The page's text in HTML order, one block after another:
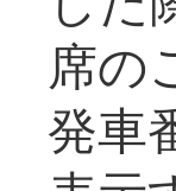
席の
発車